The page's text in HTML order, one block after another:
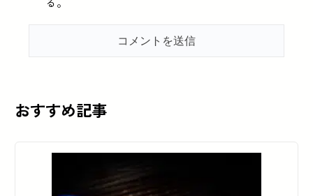
おすすめ記事